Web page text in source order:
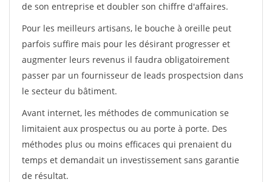
de son entreprise et doubler son chiffre d'affaires.
Pour les meilleurs artisans, le bouche à oreille peut
parfois suffire mais pour les désirant progresser et
augmenter leurs revenus il faudra obligatoirement
passer par un fournisseur de leads prospectsion dans
le secteur du bâtiment.
Avant internet, les méthodes de communication se
limitaient aux prospectus ou au porte à porte. Des
méthodes plus ou moins efficaces qui prenaient du
temps et demandait un investissement sans garantie
de résultat.